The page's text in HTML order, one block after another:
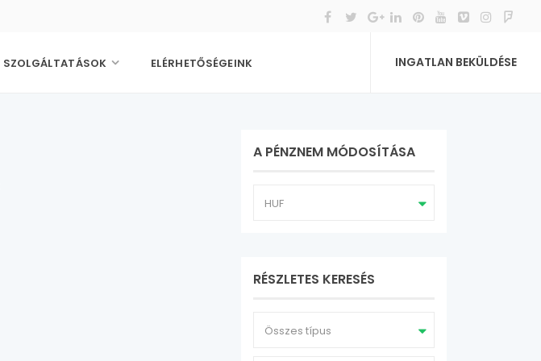
INGATLAN BEKÜLDÉSE
SZOLGÁLTATÁSOK ELÉRHETŐSÉGEINK
A PÉNZNEM MÓDOSÍTÁSA
HUF
RÉSZLETES KERESÉS
Összes típus